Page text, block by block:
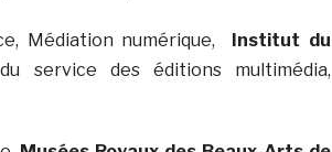
Médiation numérique, Institut du
service des éditions multimédia,